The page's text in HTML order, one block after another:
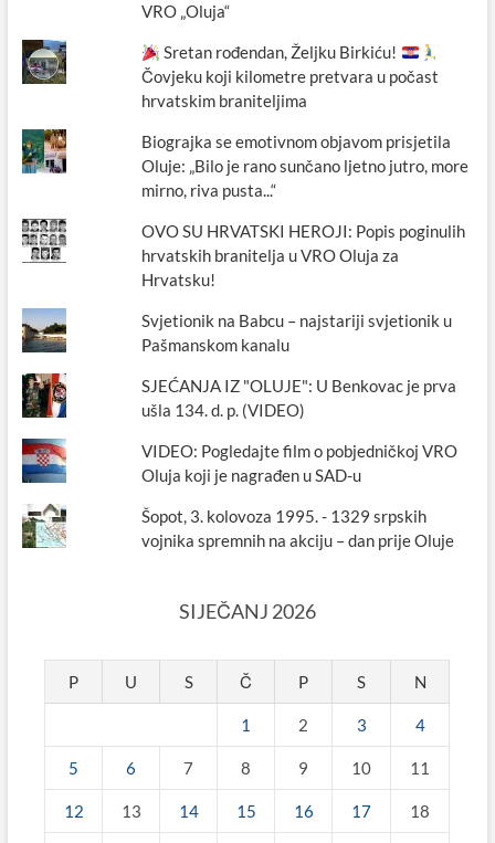
VRO „Oluja“
Sretan rođendan, Željku Birkiću!
Čovjeku koji kilometre pretvara u počast
hrvatskim braniteljima
Biograjka se emotivnom objavom prisjetila
Oluje: „Bilo je rano sunčano ljetno jutro, more
mirno, riva pusta...“
OVO SU HRVATSKI HEROJI: Popis poginulih
hrvatskih branitelja u VRO Oluja za
Hrvatsku!
Svjetionik na Babcu – najstariji svjetionik u
Pašmanskom kanalu
SJEĆANJA IZ "OLUJE": U Benkovac je prva
ušla 134. d. p. (VIDEO)
VIDEO: Pogledajte film o pobjedničkoj VRO
Oluja koji je nagrađen u SAD-u
Šopot, 3. kolovoza 1995. - 1329 srpskih
vojnika spremnih na akciju – dan prije Oluje
SIJEČANJ 2026
P U S Č P S N
1 2 3 4
5 6 7 8 9 10 11
12 13 14 15 16 17 18